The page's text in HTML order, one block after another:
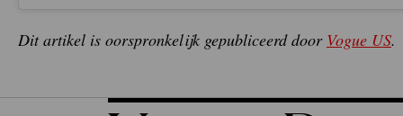
Dit artikel is oorspronkelijk gepubliceerd door Vogue US.